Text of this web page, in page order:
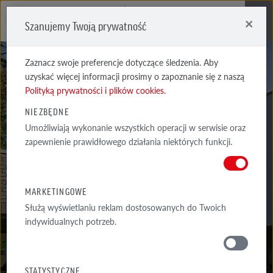
FARO
Szanujemy Twoją prywatność ×
Zaznacz swoje preferencje dotyczące śledzenia. Aby
uzyskać więcej informacji prosimy o zapoznanie się z naszą
Polityką prywatności i plików cookies.
NIEZBĘDNE
Umożliwiają wykonanie wszystkich operacji w serwisie oraz
zapewnienie prawidłowego działania niektórych funkcji.
MARKETINGOWE
Służą wyświetlaniu reklam dostosowanych do Twoich
indywidualnych potrzeb.
STATYSTYCZNE